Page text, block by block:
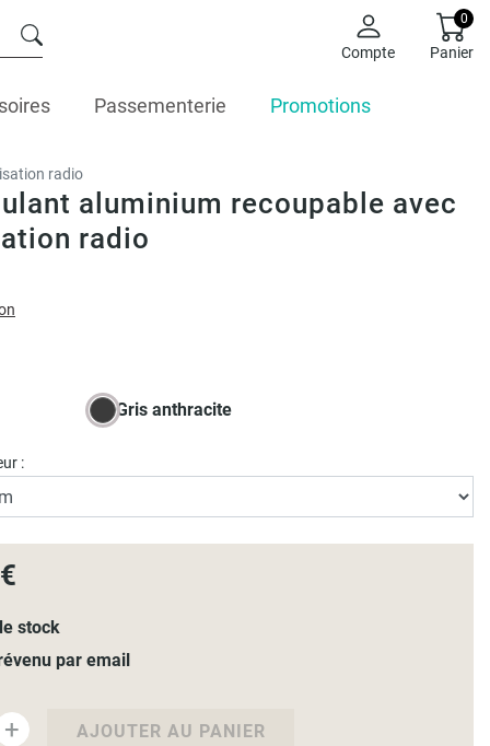
Compte
0
Panier
Passementerie Promotions
radio
aluminium recoupable avec
radio
Gris anthracite
:
stock
par email
+ AJOUTER AU PANIER